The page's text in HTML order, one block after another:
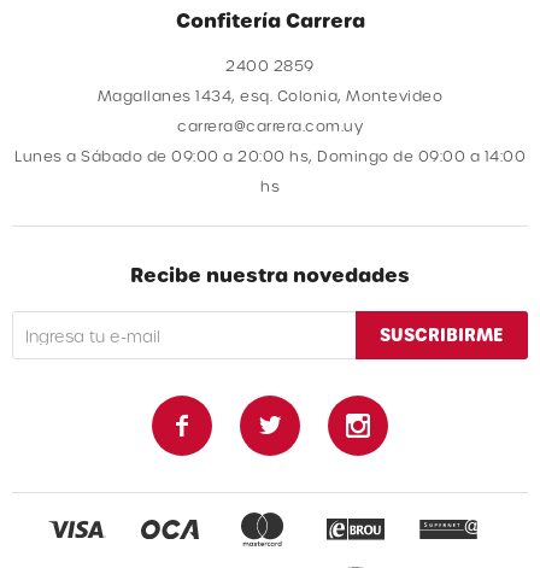
Confitería Carrera
2400 2859
Magallanes 1434, esq. Colonia, Montevideo
carrera@carrera.com.uy
Lunes a Sábado de 09:00 a 20:00 hs, Domingo de 09:00 a 14:00
hs
Recibe nuestra novedades
SUSCRIBIRME
  